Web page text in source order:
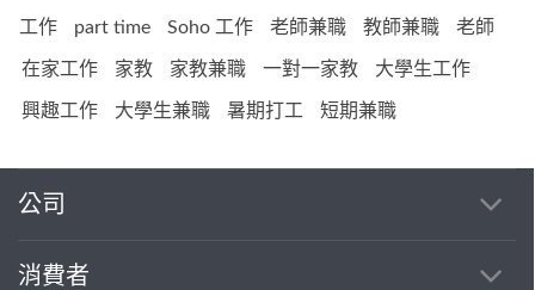
工作 part time Soho 工作 老師兼職 教師兼職 老師
在家工作 家教 家教兼職 一對一家教 大學生工作
興趣工作 大學生兼職 暑期打工 短期兼職
公司
消費者